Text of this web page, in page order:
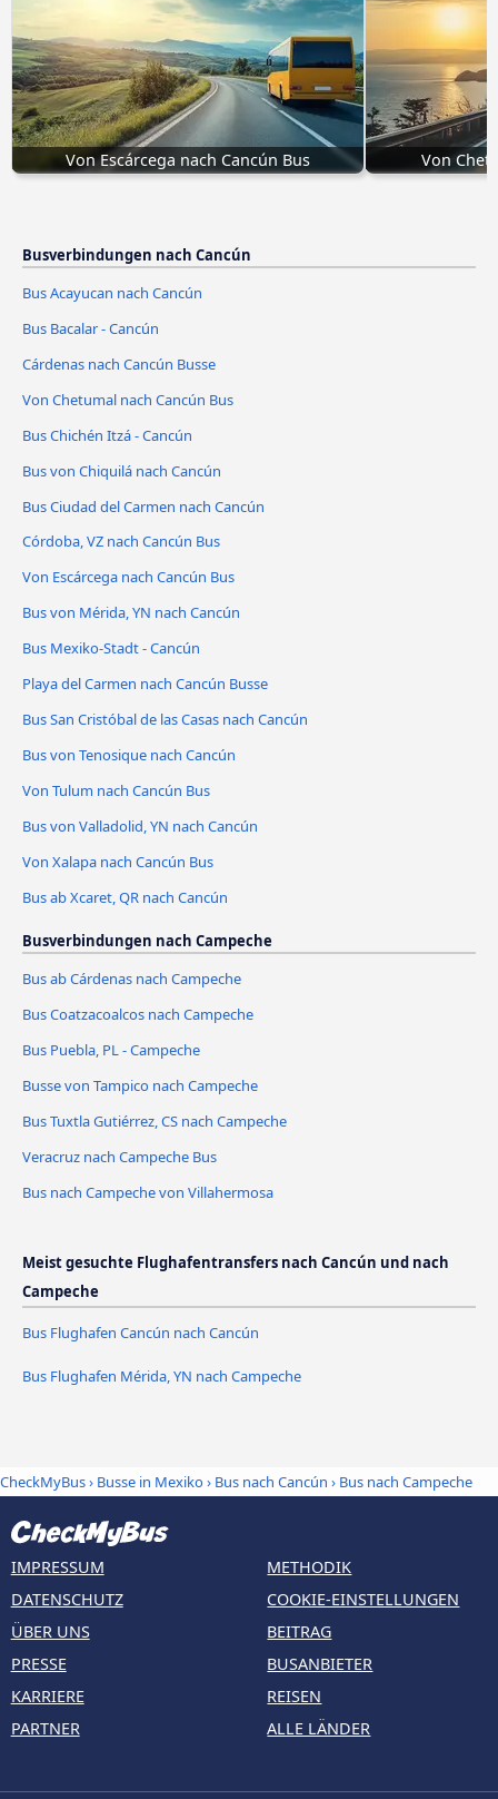
Von Escárcega nach Cancún Bus Von
Busverbindungen nach Cancún
Bus Acayucan nach Cancún
Bus Bacalar - Cancún
Cárdenas nach Cancún Busse
Von Chetumal nach Cancún Bus
Bus Chichén Itzá - Cancún
Bus von Chiquilá nach Cancún
Bus Ciudad del Carmen nach Cancún
Córdoba, VZ nach Cancún Bus
Von Escárcega nach Cancún Bus
Bus von Mérida, YN nach Cancún
Bus Mexiko-Stadt - Cancún
Playa del Carmen nach Cancún Busse
Bus San Cristóbal de las Casas nach Cancún
Bus von Tenosique nach Cancún
Von Tulum nach Cancún Bus
Bus von Valladolid, YN nach Cancún
Von Xalapa nach Cancún Bus
Bus ab Xcaret, QR nach Cancún
Busverbindungen nach Campeche
Bus ab Cárdenas nach Campeche
Bus Coatzacoalcos nach Campeche
Bus Puebla, PL - Campeche
Busse von Tampico nach Campeche
Bus Tuxtla Gutiérrez, CS nach Campeche
Veracruz nach Campeche Bus
Bus nach Campeche von Villahermosa
Meist gesuchte Flughafentransfers nach Cancún und nach
Campeche
Bus Flughafen Cancún nach Cancún
Bus Flughafen Mérida, YN nach Campeche
CheckMyBus› Busse in Mexiko› Bus nach Cancún › Bus nach Campeche
IMPRESSUM
DATENSCHUTZ
ÜBER UNS
PRESSE
KARRIERE
PARTNER
METHODIK
COOKIE-EINSTELLUNGEN
BEITRAG
BUSANBIETER
REISEN
ALLE LÄNDER